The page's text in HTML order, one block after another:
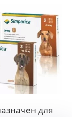
для